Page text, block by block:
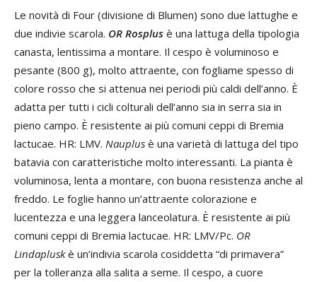
Le novità di Four (divisione di Blumen) sono due lattughe e
due indivie scarola. OR Rosplus è una lattuga della tipologia
canasta, lentissima a montare. Il cespo è voluminoso e
pesante (800 g), molto attraente, con fogliame spesso di
colore rosso che si attenua nei periodi più caldi dell’anno. È
adatta per tutti i cicli colturali dell’anno sia in serra sia in
pieno campo. È resistente ai più comuni ceppi di Bremia
lactucae. HR: LMV. Nauplus è una varietà di lattuga del tipo
batavia con caratteristiche molto interessanti. La pianta è
voluminosa, lenta a montare, con buona resistenza anche al
freddo. Le foglie hanno un’attraente colorazione e
lucentezza e una leggera lanceolatura. È resistente ai più
comuni ceppi di Bremia lactucae. HR: LMV/Pc. OR
Lindapluskè un’indivia scarola cosiddetta “di primavera”
per la tolleranza alla salita a seme. Il cespo, a cuore